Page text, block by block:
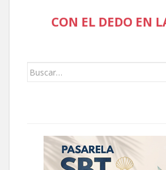
CON EL DEDO EN
Buscar: